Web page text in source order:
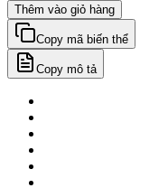
Thêm vào giỏ hàng
Copy mã biến thể
Copy mô tả